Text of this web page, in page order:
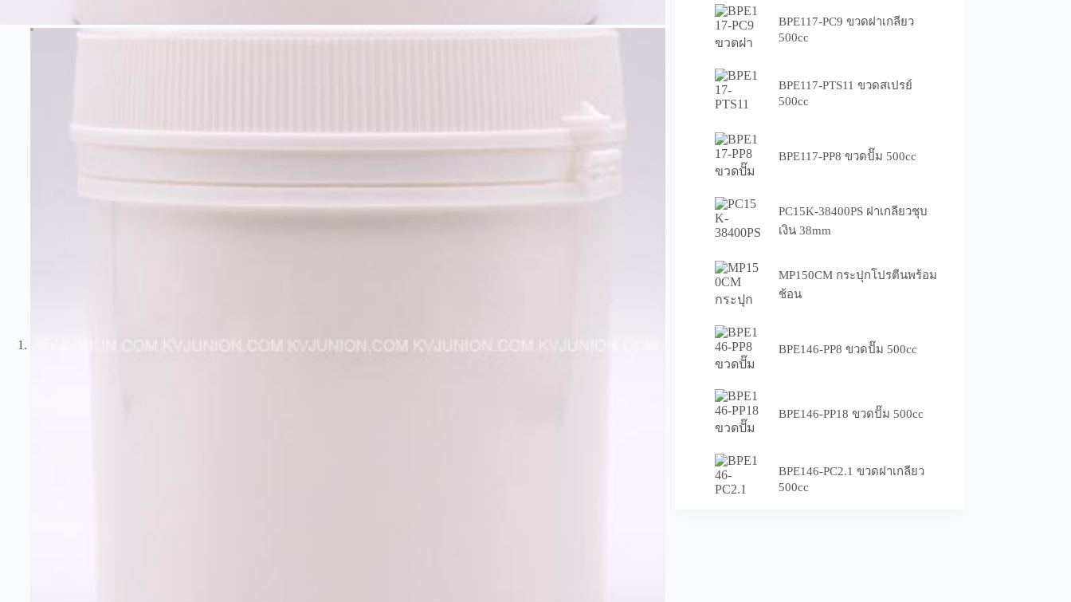
BPE117-PC9 ขวดฝาเกลียว
500cc
BPE117-PTS11 ขวดสเปรย์
500cc
BPE117-PP8 ขวดปั๊ม 500cc
PC15K-38400PS ฝาเกลียวชุบ
เงิน 38mm
MP150CM กระปุกโปรตีนพร้อม
ช้อน
BPE146-PP8 ขวดปั๊ม 500cc
BPE146-PP18 ขวดปั๊ม 500cc
BPE146-PC2.1 ขวดฝาเกลียว
500cc